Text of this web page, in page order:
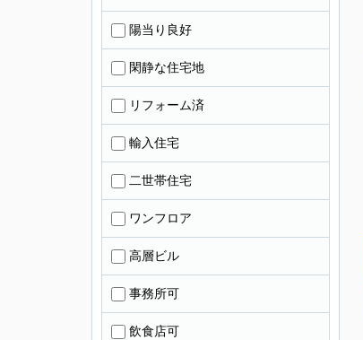
陽当り良好
閑静な住宅地
リフォーム済
輸入住宅
二世帯住宅
ワンフロア
高層ビル
事務所可
飲食店可